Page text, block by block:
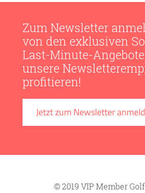
Zum Newsletter
von den exklusiven
Last-Minute-
unsere
profitieren!
Jetzt zum Newsletter
© 2019 VIP Member